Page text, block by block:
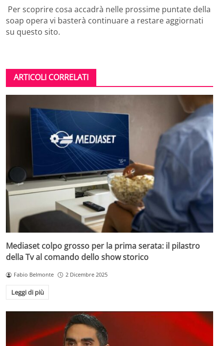
Per scoprire cosa accadrà nelle prossime puntate della
soap opera vi basterà continuare a restare aggiornati
su questo sito.
ARTICOLI CORRELATI
Mediaset colpo grosso per la prima serata: il pilastro
della Tv al comando dello show storico
Fabio Belmonte 2 Dicembre 2025
Leggi di più